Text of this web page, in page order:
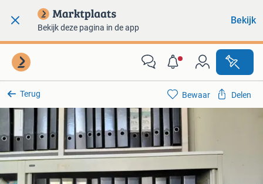
Bekijk deze pagina in de app
Bekijk
Terug Bewaar Delen